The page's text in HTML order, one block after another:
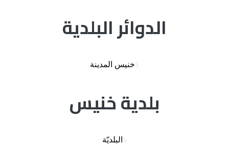
الدوائر البلدية
خنيس المدينة
بلدية خنيس
البلديّة